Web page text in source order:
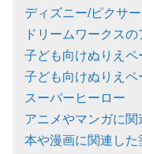
ディズニー/ピクサ
ドリームワークス
子ども向けぬりえ
子ども向けぬりえ
スーパーヒーロー
アニメやマンガに
本や漫画に関連した